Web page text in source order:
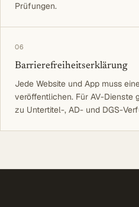
Prüfungen.
06
Barrierefreiheitserklärung
Jede Website und App muss
veröffentlichen. Für AV-Dienste
zu Untertitel-, AD- und DGS-